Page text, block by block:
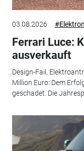
03.08.2026
Ferrari Luce:
ausverkauft
Design-Fail,
Million Euro: Dem
geschadet. Die